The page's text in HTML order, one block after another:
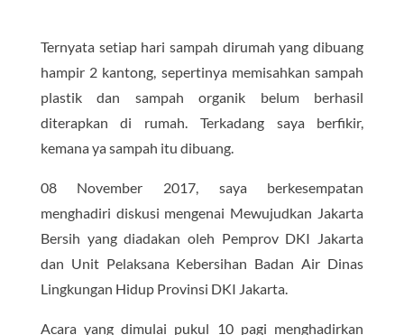
Ternyata setiap hari sampah dirumah yang dibuang
hampir 2 kantong, sepertinya memisahkan sampah
plastik dan sampah organik belum berhasil
diterapkan di rumah. Terkadang saya berfikir,
kemana ya sampah itu dibuang.
08 November 2017, saya berkesempatan
menghadiri diskusi mengenai Mewujudkan Jakarta
Bersih yang diadakan oleh Pemprov DKI Jakarta
dan Unit Pelaksana Kebersihan Badan Air Dinas
Lingkungan Hidup Provinsi DKI Jakarta.
Acara yang dimulai pukul 10 pagi menghadirkan